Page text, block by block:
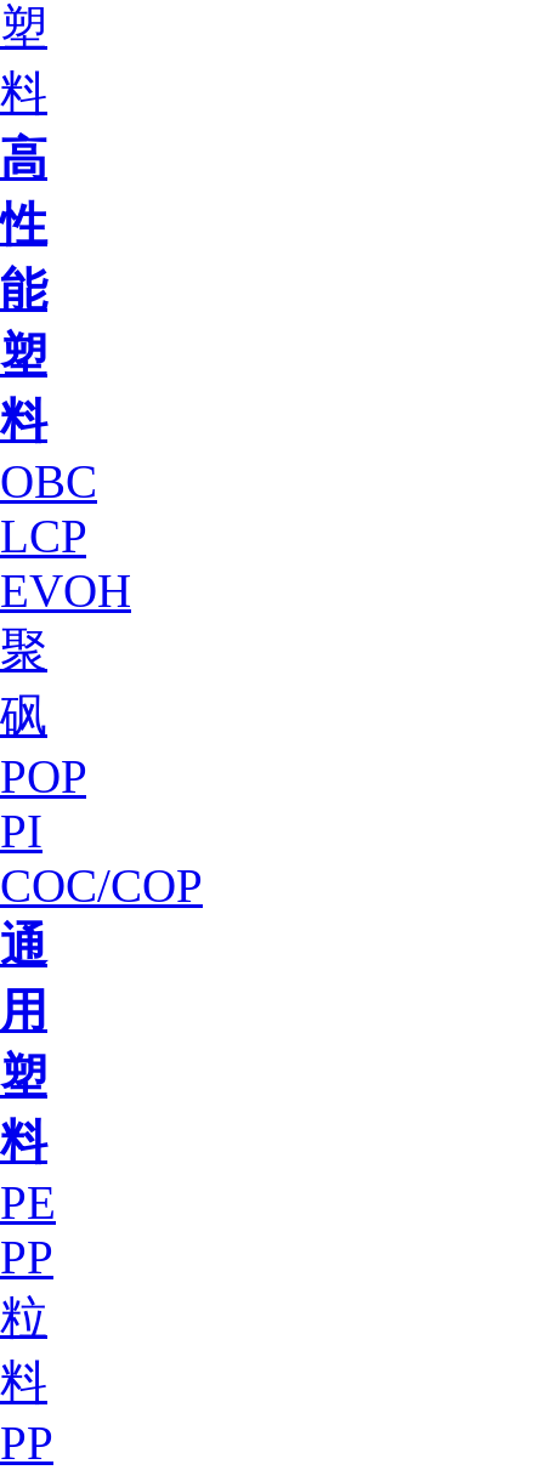
塑
料
高
性
能
塑
料
OBC
LCP
EVOH
聚
砜
POP
PI
COC/COP
通
用
塑
料
PE
PP
粒
料
PP